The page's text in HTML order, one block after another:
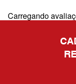
Carregando